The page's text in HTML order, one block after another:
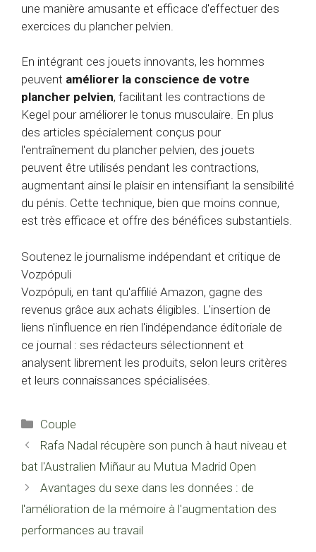
une manière amusante et efficace d'effectuer des
exercices du plancher pelvien.
En intégrant ces jouets innovants, les hommes
peuvent améliorer la conscience de votre
plancher pelvien, facilitant les contractions de
Kegel pour améliorer le tonus musculaire. En plus
des articles spécialement conçus pour
l'entraînement du plancher pelvien, des jouets
peuvent être utilisés pendant les contractions,
augmentant ainsi le plaisir en intensifiant la sensibilité
du pénis. Cette technique, bien que moins connue,
est très efficace et offre des bénéfices substantiels.
Soutenez le journalisme indépendant et critique de
Vozpópuli
Vozpópuli, en tant qu'affilié Amazon, gagne des
revenus grâce aux achats éligibles. L'insertion de
liens n'influence en rien l'indépendance éditoriale de
ce journal : ses rédacteurs sélectionnent et
analysent librement les produits, selon leurs critères
et leurs connaissances spécialisées.
Catégories
Couple
Rafa Nadal récupère son punch à haut niveau et
bat l'Australien Miñaur au Mutua Madrid Open
Avantages du sexe dans les données : de
l'amélioration de la mémoire à l'augmentation des
performances au travail